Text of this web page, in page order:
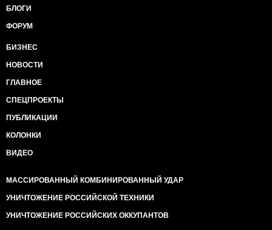
БЛОГИ
ФОРУМ
БИЗНЕС
НОВОСТИ
ГЛАВНОЕ
СПЕЦПРОЕКТЫ
ПУБЛИКАЦИИ
КОЛОНКИ
ВИДЕО
МАССИРОВАННЫЙ КОМБИНИРОВАННЫЙ УДАР
УНИЧТОЖЕНИЕ РОССИЙСКОЙ ТЕХНИКИ
УНИЧТОЖЕНИЕ РОССИЙСКИХ ОККУПАНТОВ